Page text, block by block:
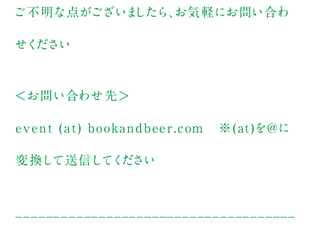
ご不明な点がございましたら、お気軽にお問い合わ
せください
＜お問い合わせ先＞
event (at) bookandbeer.com ※(at)を@に
変換して送信してください